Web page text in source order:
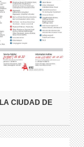
CIUDAD DE